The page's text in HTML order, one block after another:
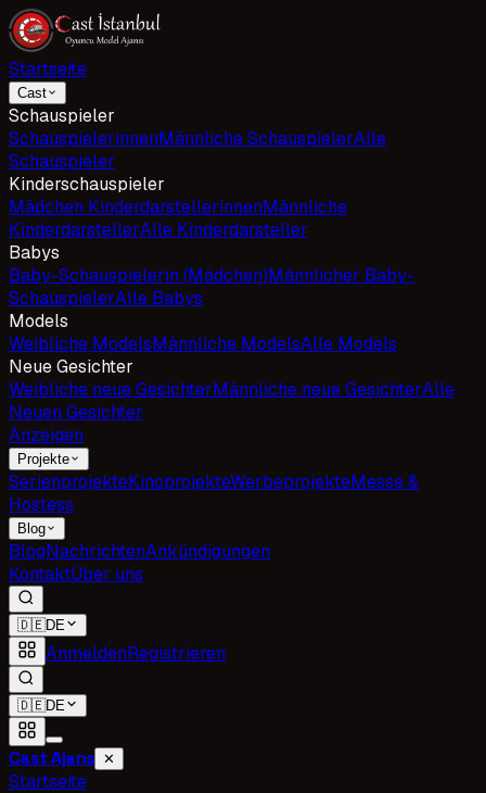
Startseite
Cast
Schauspieler
SchauspielerinnenMännliche SchauspielerAlle
Schauspieler
Kinderschauspieler
Mädchen KinderdarstellerinnenMännliche
KinderdarstellerAlle Kinderdarsteller
Babys
Baby-Schauspielerin (Mädchen)Männlicher Baby-
SchauspielerAlle Babys
Models
Weibliche ModelsMännliche ModelsAlle Models
Neue Gesichter
Weibliche neue GesichterMännliche neue GesichterAlle
Neuen Gesichter
Anzeigen
Projekte
SerienprojekteKinoprojekteWerbeprojekteMesse &
Hostess
Blog
BlogNachrichtenAnkündigungen
KontaktÜber uns
🇩🇪DE
AnmeldenRegistrieren
🇩🇪DE
Cast Ajans ✕
Startseite